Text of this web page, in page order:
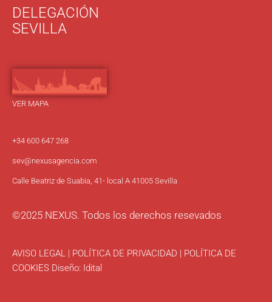
DELEGACIÓN
SEVILLA
VER MAPA
+34 600 647 268
sev@nexusagencia.com
Calle Beatriz de Suabia, 41- local A 41005 Sevilla
©2025 NEXUS. Todos los derechos resevados
AVISO LEGAL POLÍTICA DE PRIVACIDAD
POLÍTICA DE
COOKIES Diseño: Idital